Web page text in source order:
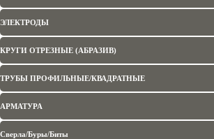
ЭЛЕКТРОДЫ
КРУГИ ОТРЕЗНЫЕ (АБРАЗИВ)
ТРУБЫ ПРОФИЛЬНЫЕ/КВАДРАТНЫЕ
АРМАТУРА
Сверла/Буры/Биты
Проволока